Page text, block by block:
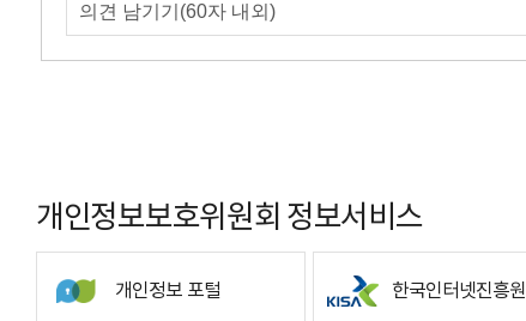
개인정보보호위원회 정보서비스
개인정보 포털 한국인터넷진흥원